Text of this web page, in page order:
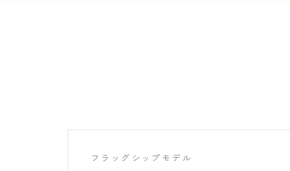
フラッグシップモデル